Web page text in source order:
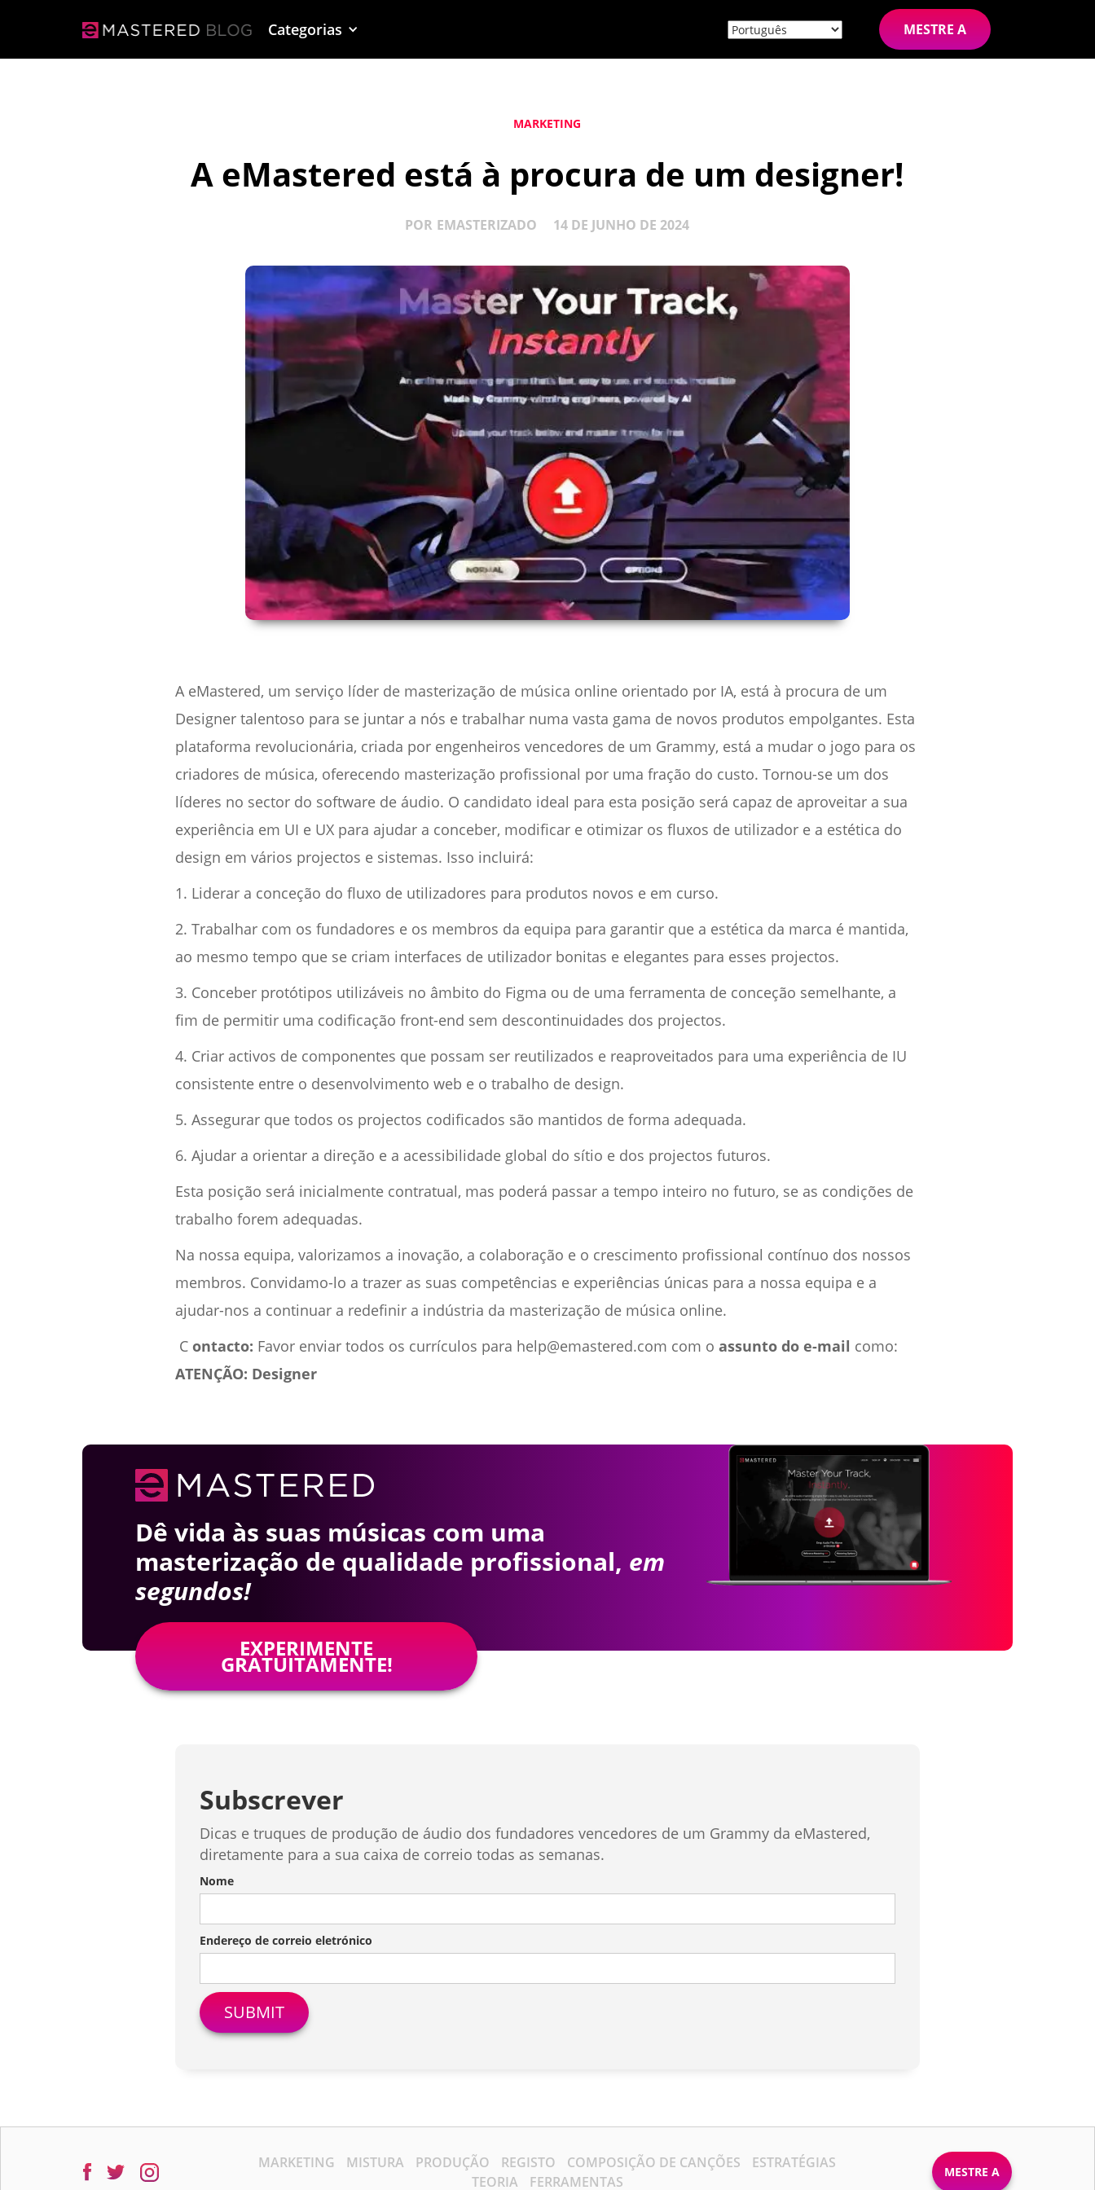
Categorias MESTRE A
MARKETING
A eMastered está à procura de um designer!
POR EMASTERIZADO 14 DE JUNHO DE 2024
A eMastered, um serviço líder de masterização de música online orientado por IA, está à procura de um
Designer talentoso para se juntar a nós e trabalhar numa vasta gama de novos produtos empolgantes. Esta
plataforma revolucionária, criada por engenheiros vencedores de um Grammy, está a mudar o jogo para os
criadores de música, oferecendo masterização profissional por uma fração do custo. Tornou-se um dos
líderes no sector do software de áudio. O candidato ideal para esta posição será capaz de aproveitar a sua
experiência em UI e UX para ajudar a conceber, modificar e otimizar os fluxos de utilizador e a estética do
design em vários projectos e sistemas. Isso incluirá:
1. Liderar a conceção do fluxo de utilizadores para produtos novos e em curso.
2. Trabalhar com os fundadores e os membros da equipa para garantir que a estética da marca é mantida,
ao mesmo tempo que se criam interfaces de utilizador bonitas e elegantes para esses projectos.
3. Conceber protótipos utilizáveis no âmbito do Figma ou de uma ferramenta de conceção semelhante, a
fim de permitir uma codificação front-end sem descontinuidades dos projectos.
4. Criar activos de componentes que possam ser reutilizados e reaproveitados para uma experiência de IU
consistente entre o desenvolvimento web e o trabalho de design.
5. Assegurar que todos os projectos codificados são mantidos de forma adequada.
6. Ajudar a orientar a direção e a acessibilidade global do sítio e dos projectos futuros.
Esta posição será inicialmente contratual, mas poderá passar a tempo inteiro no futuro, se as condições de
trabalho forem adequadas.
Na nossa equipa, valorizamos a inovação, a colaboração e o crescimento profissional contínuo dos nossos
membros. Convidamo-lo a trazer as suas competências e experiências únicas para a nossa equipa e a
ajudar-nos a continuar a redefinir a indústria da masterização de música online.
‍ Contacto: Favor enviar todos os currículos para help@emastered.com com oassunto do e-mail como:
ATENÇÃO: Designer
Dê vida às suas músicas com uma
masterização de qualidade profissional, em
segundos!
EXPERIMENTE
GRATUITAMENTE!
Subscrever
Dicas e truques de produção de áudio dos fundadores vencedores de um Grammy da eMastered,
diretamente para a sua caixa de correio todas as semanas.
Nome
Endereço de correio eletrónico
MARKETING MISTURA PRODUÇÃO REGISTO COMPOSIÇÃO DE CANÇÕES
ESTRATÉGIAS
TEORIA
FERRAMENTAS
MESTRE A